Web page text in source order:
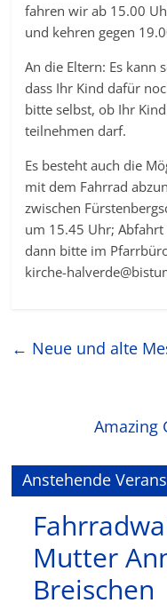
fahren wir ab 15.00
und kehren gegen
An die Eltern: Es kann
dass Ihr Kind dafür
bitte selbst, ob Ihr
teilnehmen darf.
Es besteht auch die
mit dem Fahrrad
zwischen
um 15.45 Uhr;
dann bitte im
kirche-
← Neue und alte
Amazing
Anstehende
Mutter
Breischen